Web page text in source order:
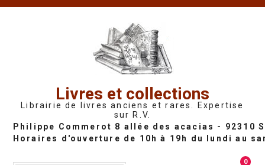
Livres et collections
Librairie de livres anciens et rares. Expertise
sur R.V.
0